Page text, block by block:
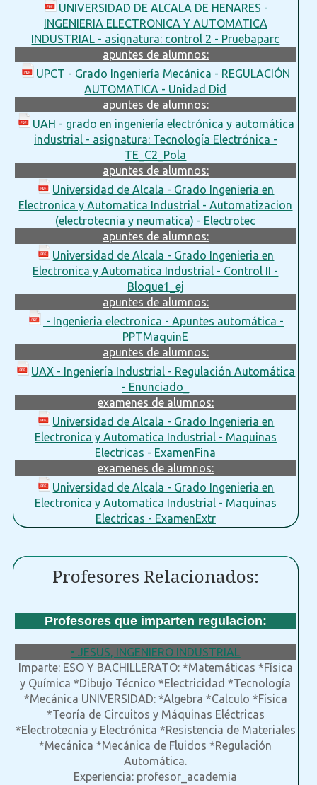
UNIVERSIDAD DE ALCALA DE HENARES -
INGENIERIA ELECTRONICA Y AUTOMATICA
INDUSTRIAL - asignatura: control 2 - Pruebaparc
apuntes de alumnos:
UPCT - Grado Ingeniería Mecánica - REGULACIÓN
AUTOMATICA - Unidad Did
apuntes de alumnos:
UAH - grado en ingeniería electrónica y automática
industrial - asignatura: Tecnología Electrónica -
TE_C2_Pola
apuntes de alumnos:
Universidad de Alcala - Grado Ingenieria en
Electronica y Automatica Industrial - Automatizacion
(electrotecnia y neumatica) - Electrotec
apuntes de alumnos:
Universidad de Alcala - Grado Ingenieria en
Electronica y Automatica Industrial - Control II -
Bloque1_ej
apuntes de alumnos:
- Ingenieria electronica - Apuntes automática -
PPTMaquinE
apuntes de alumnos:
UAX - Ingeniería Industrial - Regulación Automática
- Enunciado_
examenes de alumnos:
Universidad de Alcala - Grado Ingenieria en
Electronica y Automatica Industrial - Maquinas
Electricas - ExamenFina
examenes de alumnos:
Universidad de Alcala - Grado Ingenieria en
Electronica y Automatica Industrial - Maquinas
Electricas - ExamenExtr
Profesores Relacionados:
Profesores que imparten regulacion:
• JESUS, INGENIERO INDUSTRIAL
Imparte: ESO Y BACHILLERATO: *Matemáticas *Física
y Química *Dibujo Técnico *Electricidad *Tecnología
*Mecánica UNIVERSIDAD: *Algebra *Calculo *Física
*Teoría de Circuitos y Máquinas Eléctricas
*Electrotecnia y Electrónica *Resistencia de Materiales
*Mecánica *Mecánica de Fluidos *Regulación
Automática.
Experiencia: profesor_academia